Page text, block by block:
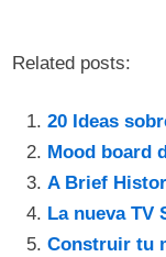
Related posts:
20 Ideas
Mood board
A Brief
La nueva TV
Construir tu